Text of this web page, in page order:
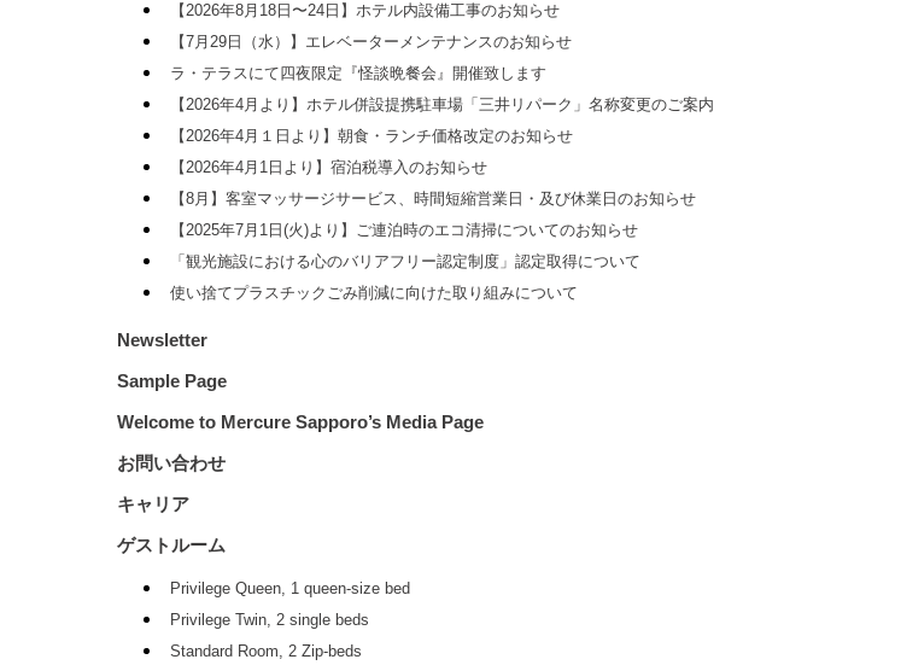
【2026年8月18日〜24日】ホテル内設備工事のお知らせ
【7月29日（水）】エレベーターメンテナンスのお知らせ
ラ・テラスにて四夜限定『怪談晩餐会』開催致します
【2026年4月より】ホテル併設提携駐車場「三井リパーク」名称変更のご案内
【2026年4月１日より】朝食・ランチ価格改定のお知らせ
【2026年4月1日より】宿泊税導入のお知らせ
【8月】客室マッサージサービス、時間短縮営業日・及び休業日のお知らせ
【2025年7月1日(火)より】ご連泊時のエコ清掃についてのお知らせ
「観光施設における心のバリアフリー認定制度」認定取得について
使い捨てプラスチックごみ削減に向けた取り組みについて
Newsletter
Sample Page
Welcome to Mercure Sapporo’s Media Page
お問い合わせ
キャリア
ゲストルーム
Privilege Queen, 1 queen-size bed
Privilege Twin, 2 single beds
Standard Room, 2 Zip-beds